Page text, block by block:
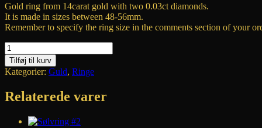
Gold ring from 14carat gold with two 0.03ct diamonds.
It is made in sizes between 48-56mm.
Remember to specify the ring size in the comments section of your
Guldring
m
diamanter
antal
Tilføj til kurv
Kategorier: Guld, Ringe
Relaterede varer